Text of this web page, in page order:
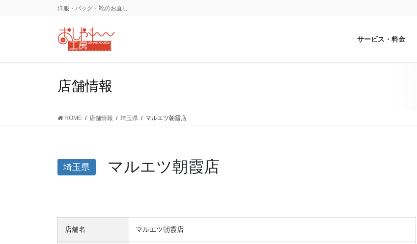
洋服・バッグ・靴のお直し
サービス・料金
店舗情報
HOME 店舗情報 埼玉県 マルエツ朝霞店
埼玉県 マルエツ朝霞店
店舗名 マルエツ朝霞店